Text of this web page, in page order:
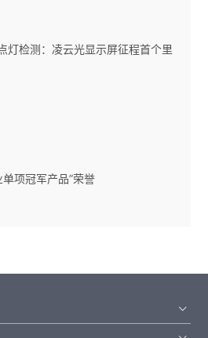
灯检测：凌云光显示屏征程首个里
项冠军产品”荣誉